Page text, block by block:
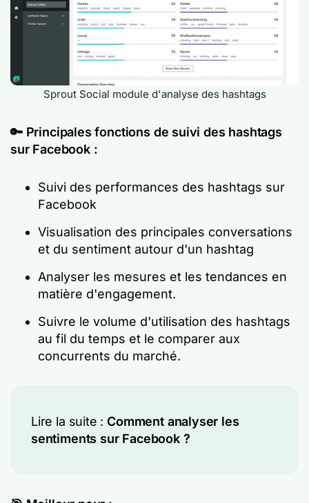
Sprout Social module d'analyse des hashtags
🔑 Principales fonctions de suivi des hashtags
sur Facebook :
Suivi des performances des hashtags sur
Facebook
Visualisation des principales conversations
et du sentiment autour d'un hashtag
Analyser les mesures et les tendances en
matière d'engagement.
Suivre le volume d'utilisation des hashtags
au fil du temps et le comparer aux
concurrents du marché.
Lire la suite : Comment analyser les
sentiments sur Facebook ?